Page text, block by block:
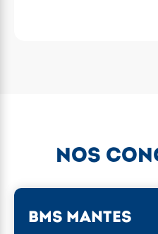
NOS
BMS MANTES